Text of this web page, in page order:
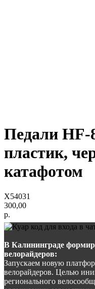
Педали HF-
пластик,
катафотом
Х54031
300,00
р.
В Калининграде
велорайдеров:
Запускаем новую
велорайдеров. Целью
регионального